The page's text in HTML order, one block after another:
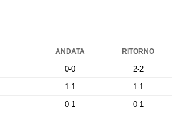
ANDATA RITORNO
0-0
2-2
1-1
1-1
0-1
0-1